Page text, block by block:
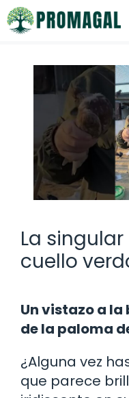
Saltar
al
La
cuello
Un vistazo a
de la paloma
¿Alguna vez
que parece